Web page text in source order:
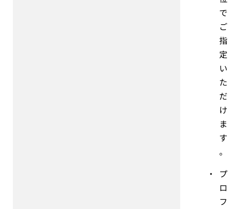
で
ご
指
定
い
た
だ
け
ま
す
。
・
プ
ロ
フ